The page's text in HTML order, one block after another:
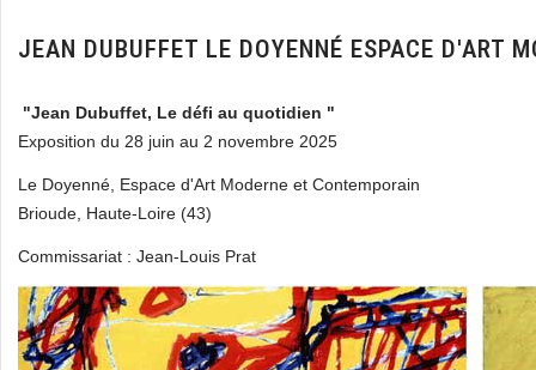
JEAN DUBUFFET LE DOYENNÉ ESPACE D'ART
"Jean Dubuffet, Le défi au quotidien "
Exposition du 28 juin au 2 novembre 2025
Le Doyenné, Espace d'Art Moderne et Contemporain
Brioude, Haute-Loire (43)
Commissariat : Jean-Louis Prat